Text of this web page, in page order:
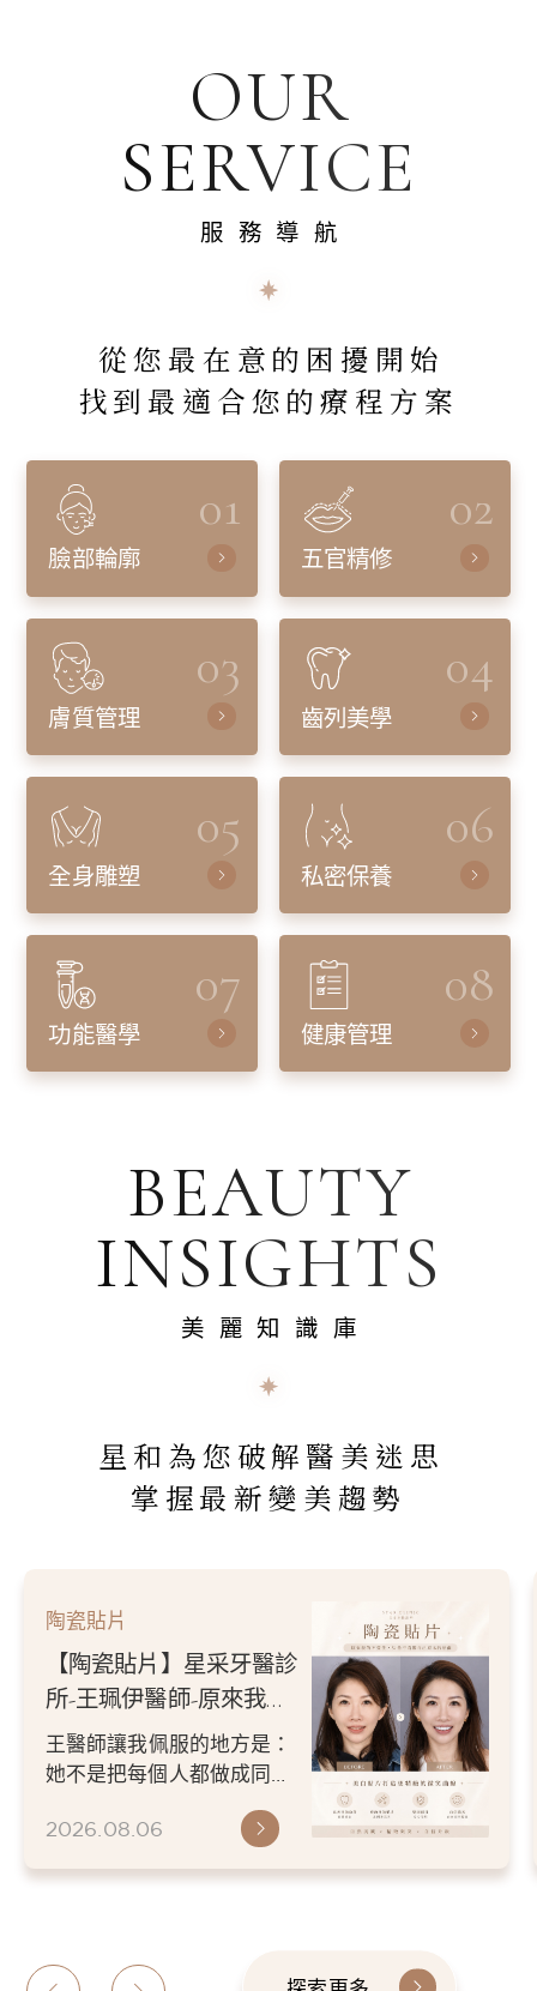
OUR
SERVICE
服務導航
從您最在意的困擾開始
找到最適合您的療程方案
01
臉部輪廓
02
五官精修
03
膚質管理
04
齒列美學
05
全身雕塑
06
私密保養
07
功能醫學
08
健康管理
BEAUTY
INSIGHTS
美麗知識庫
星和為您破解醫美迷思
掌握最新變美趨勢
陶瓷貼片
【陶瓷貼片】星采牙醫診
所-王珮伊醫師-原來我的
不愛笑，只是不喜歡自己
原本的牙齒
王醫師讓我佩服的地方是：
她不是把每個人都做成同一
更適合自己的樣子。 現...
2026.08.06